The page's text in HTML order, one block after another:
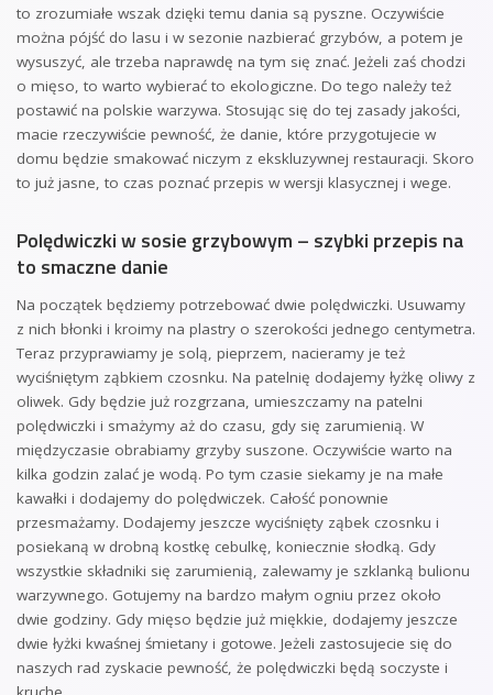
to zrozumiałe wszak dzięki temu dania są pyszne. Oczywiście
można pójść do lasu i w sezonie nazbierać grzybów, a potem je
wysuszyć, ale trzeba naprawdę na tym się znać. Jeżeli zaś chodzi
o mięso, to warto wybierać to ekologiczne. Do tego należy też
postawić na polskie warzywa. Stosując się do tej zasady jakości,
macie rzeczywiście pewność, że danie, które przygotujecie w
domu będzie smakować niczym z ekskluzywnej restauracji. Skoro
to już jasne, to czas poznać przepis w wersji klasycznej i wege.
Polędwiczki w sosie grzybowym – szybki przepis na
to smaczne danie
Na początek będziemy potrzebować dwie polędwiczki. Usuwamy
z nich błonki i kroimy na plastry o szerokości jednego centymetra.
Teraz przyprawiamy je solą, pieprzem, nacieramy je też
wyciśniętym ząbkiem czosnku. Na patelnię dodajemy łyżkę oliwy z
oliwek. Gdy będzie już rozgrzana, umieszczamy na patelni
polędwiczki i smażymy aż do czasu, gdy się zarumienią. W
międzyczasie obrabiamy grzyby suszone. Oczywiście warto na
kilka godzin zalać je wodą. Po tym czasie siekamy je na małe
kawałki i dodajemy do polędwiczek. Całość ponownie
przesmażamy. Dodajemy jeszcze wyciśnięty ząbek czosnku i
posiekaną w drobną kostkę cebulkę, koniecznie słodką. Gdy
wszystkie składniki się zarumienią, zalewamy je szklanką bulionu
warzywnego. Gotujemy na bardzo małym ogniu przez około
dwie godziny. Gdy mięso będzie już miękkie, dodajemy jeszcze
dwie łyżki kwaśnej śmietany i gotowe. Jeżeli zastosujecie się do
naszych rad zyskacie pewność, że polędwiczki będą soczyste i